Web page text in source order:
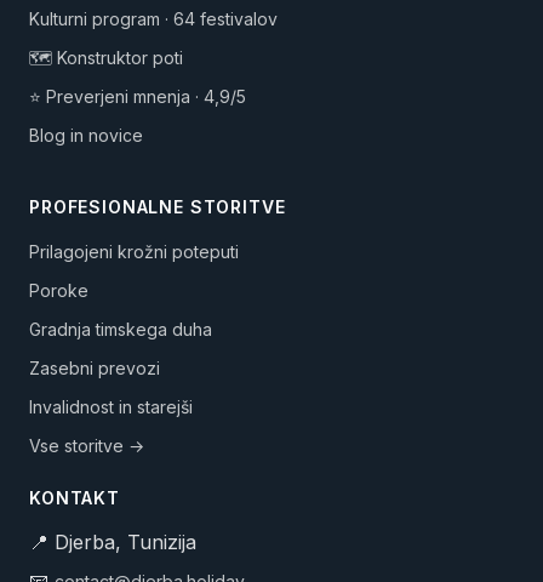
Kulturni program · 64 festivalov
🗺️ Konstruktor poti
⭐ Preverjeni mnenja · 4,9/5
Blog in novice
PROFESIONALNE STORITVE
Prilagojeni krožni poteputi
Poroke
Gradnja timskega duha
Zasebni prevozi
Invalidnost in starejši
Vse storitve →
KONTAKT
📍 Djerba, Tunizija